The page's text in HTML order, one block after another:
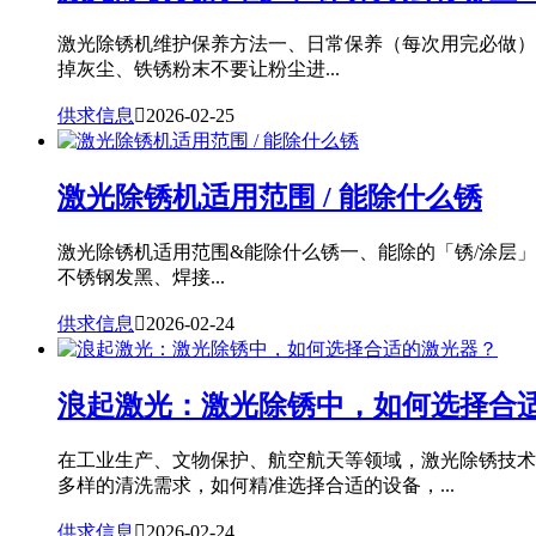
激光除锈机维护保养方法一、日常保养（每次用完必做
掉灰尘、铁锈粉末不要让粉尘进...
供求信息 2026-02-25
激光除锈机适用范围 / 能除什么锈
激光除锈机适用范围&能除什么锈一、能除的「锈/涂层
不锈钢发黑、焊接...
供求信息 2026-02-24
浪起激光：激光除锈中，如何选择合
在工业生产、文物保护、航空航天等领域，激光除锈技
多样的清洗需求，如何精准选择合适的设备，...
供求信息 2026-02-24